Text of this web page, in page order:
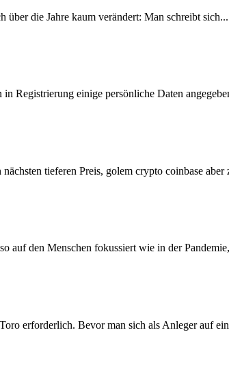
über die Jahre kaum verändert: Man schreibt sich...
Registrierung einige persönliche Daten
tieferen Preis, golem crypto coinbase aber
auf den Menschen fokussiert wie in der
erforderlich. Bevor man sich als Anleger auf